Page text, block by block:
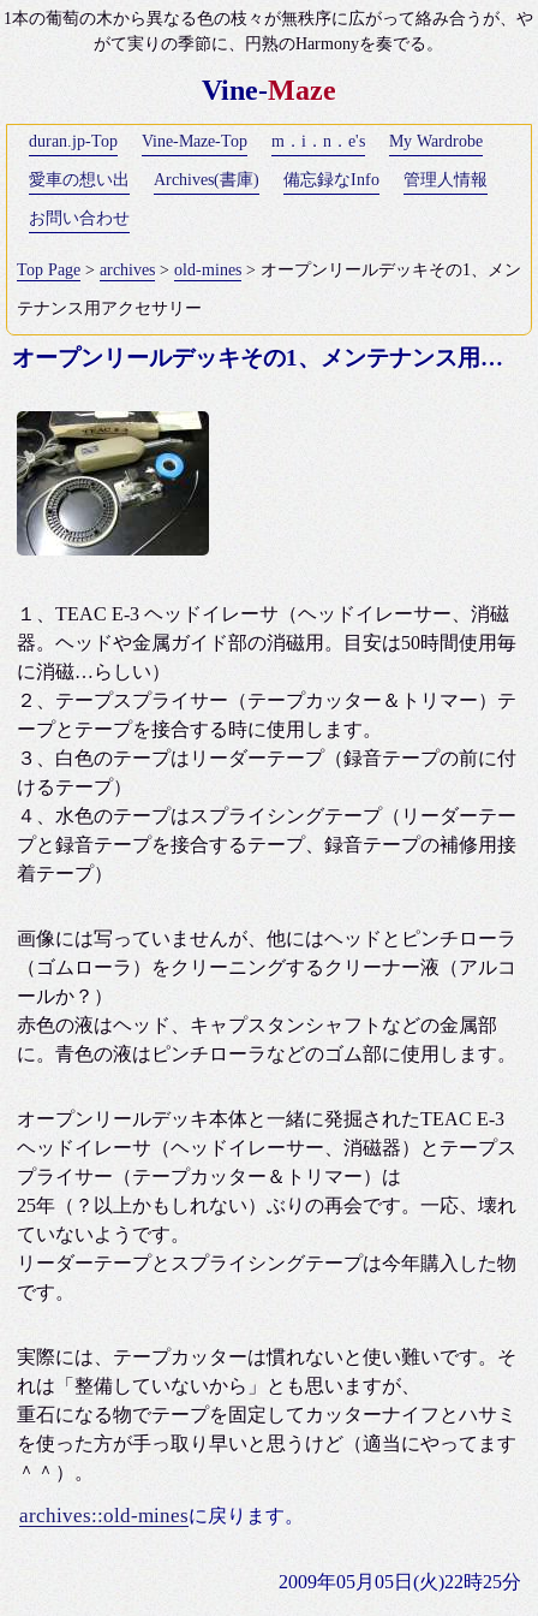
1本の葡萄の木から異なる色の枝々が無秩序に広がって絡み合うが、や
がて実りの季節に、円熟のHarmonyを奏でる。
Vine-Maze
duran.jp-Top Vine-Maze-Top m．i．n．e's My Wardrobe
愛車の想い出 Archives(書庫) 備忘録なInfo 管理人情報
お問い合わせ
Top Page >archives >old-mines > オープンリールデッキその1、メン
テナンス用アクセサリー
オープンリールデッキその1、メンテナンス用アクセサリー
１、TEAC E-3 ヘッドイレーサ（ヘッドイレーサー、消磁
器。ヘッドや金属ガイド部の消磁用。目安は50時間使用毎
に消磁…らしい）
２、テープスプライサー（テープカッター＆トリマー）テ
ープとテープを接合する時に使用します。
３、白色のテープはリーダーテープ（録音テープの前に付
けるテープ）
４、水色のテープはスプライシングテープ（リーダーテー
プと録音テープを接合するテープ、録音テープの補修用接
着テープ）
画像には写っていませんが、他にはヘッドとピンチローラ
（ゴムローラ）をクリーニングするクリーナー液（アルコ
ールか？）
赤色の液はヘッド、キャプスタンシャフトなどの金属部
に。青色の液はピンチローラなどのゴム部に使用します。
オープンリールデッキ本体と一緒に発掘されたTEAC E-3
ヘッドイレーサ（ヘッドイレーサー、消磁器）とテープス
プライサー（テープカッター＆トリマー）は
25年（？以上かもしれない）ぶりの再会です。一応、壊れ
ていないようです。
リーダーテープとスプライシングテープは今年購入した物
です。
実際には、テープカッターは慣れないと使い難いです。そ
れは「整備していないから」とも思いますが、
重石になる物でテープを固定してカッターナイフとハサミ
を使った方が手っ取り早いと思うけど（適当にやってます
＾＾）。
archives::old-minesに戻ります。
2009年05月05日(火)22時25分